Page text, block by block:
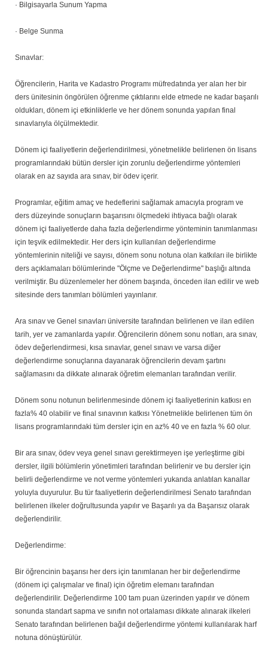
· Bilgisayarla Sunum Yapma
· Belge Sunma
Sınavlar:
Öğrencilerin, Harita ve Kadastro Programı müfredatında yer alan her bir
ders ünitesinin öngörülen öğrenme çıktılarını elde etmede ne kadar başarılı
oldukları, dönem içi etkinliklerle ve her dönem sonunda yapılan final
sınavlarıyla ölçülmektedir.
Dönem içi faaliyetlerin değerlendirilmesi, yönetmelikle belirlenen ön lisans
programlarındaki bütün dersler için zorunlu değerlendirme yöntemleri
olarak en az sayıda ara sınav, bir ödev içerir.
Programlar, eğitim amaç ve hedeflerini sağlamak amacıyla program ve
ders düzeyinde sonuçların başarısını ölçmedeki ihtiyaca bağlı olarak
dönem içi faaliyetlerde daha fazla değerlendirme yönteminin tanımlanması
için teşvik edilmektedir. Her ders için kullanılan değerlendirme
yöntemlerinin niteliği ve sayısı, dönem sonu notuna olan katkıları ile birlikte
ders açıklamaları bölümlerinde "Ölçme ve Değerlendirme" başlığı altında
verilmiştir. Bu düzenlemeler her dönem başında, önceden ilan edilir ve web
sitesinde ders tanımları bölümleri yayınlanır.
Ara sınav ve Genel sınavları üniversite tarafından belirlenen ve ilan edilen
tarih, yer ve zamanlarda yapılır. Öğrencilerin dönem sonu notları, ara sınav,
ödev değerlendirmesi, kısa sınavlar, genel sınavı ve varsa diğer
değerlendirme sonuçlarına dayanarak öğrencilerin devam şartını
sağlamasını da dikkate alınarak öğretim elemanları tarafından verilir.
Dönem sonu notunun belirlenmesinde dönem içi faaliyetlerinin katkısı en
fazla% 40 olabilir ve final sınavının katkısı Yönetmelikle belirlenen tüm ön
lisans programlarındaki tüm dersler için en az% 40 ve en fazla % 60 olur.
Bir ara sınav, ödev veya genel sınavı gerektirmeyen işe yerleştirme gibi
dersler, ilgili bölümlerin yönetimleri tarafından belirlenir ve bu dersler için
belirli değerlendirme ve not verme yöntemleri yukarıda anlatılan kanallar
yoluyla duyurulur. Bu tür faaliyetlerin değerlendirilmesi Senato tarafından
belirlenen ilkeler doğrultusunda yapılır ve Başarılı ya da Başarısız olarak
değerlendirilir.
Değerlendirme:
Bir öğrencinin başarısı her ders için tanımlanan her bir değerlendirme
(dönem içi çalışmalar ve final) için öğretim elemanı tarafından
değerlendirilir. Değerlendirme 100 tam puan üzerinden yapılır ve dönem
sonunda standart sapma ve sınıfın not ortalaması dikkate alınarak ilkeleri
Senato tarafından belirlenen bağıl değerlendirme yöntemi kullanılarak harf
notuna dönüştürülür.